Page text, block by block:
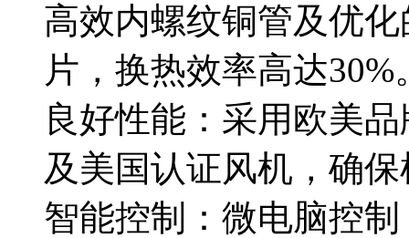
高效内螺纹铜管及优
片，换热效率高达30%
良好性能：采用欧美
及美国认证风机，确
智能控制：微电脑控